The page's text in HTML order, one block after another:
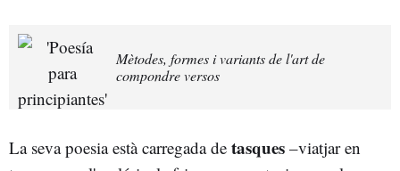
Mètodes, formes i variants de l'art de
compondre versos
La seva poesia està carregada de tasques –viatjar en